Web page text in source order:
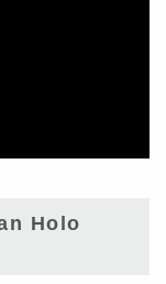
Holo